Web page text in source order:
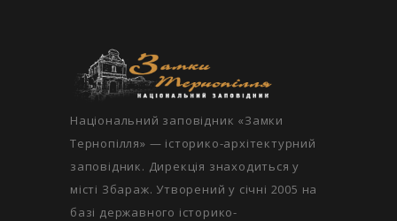
Національний заповідник «Замки
Тернопілля» — історико-архітектурний
заповідник. Дирекція знаходиться у
місті Збараж. Утворений у січні 2005 на
базі державного історико-